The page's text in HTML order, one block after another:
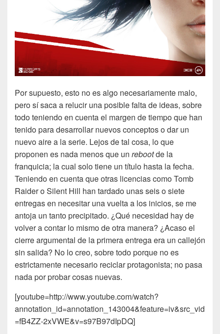
Por supuesto, esto no es algo necesariamente malo,
pero sí saca a relucir una posible falta de ideas, sobre
todo teniendo en cuenta el margen de tiempo que han
tenido para desarrollar nuevos conceptos o dar un
nuevo aire a la serie. Lejos de tal cosa, lo que
proponen es nada menos que un rebootde la
franquicia; la cual solo tiene un título hasta la fecha.
Teniendo en cuenta que otras licencias como Tomb
Raider o Silent Hill han tardado unas seis o siete
entregas en necesitar una vuelta a los inicios, se me
antoja un tanto precipitado. ¿Qué necesidad hay de
volver a contar lo mismo de otra manera? ¿Acaso el
cierre argumental de la primera entrega era un callejón
sin salida? No lo creo, sobre todo porque no es
estrictamente necesario reciclar protagonista; no pasa
nada por probar cosas nuevas.
[youtube=http://www.youtube.com/watch?
annotation_id=annotation_143004&feature=iv&src_vid
=fB4ZZ-2xVWE&v=s97B97dIpDQ]